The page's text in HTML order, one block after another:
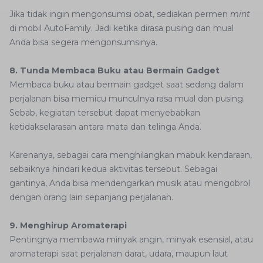
Jika tidak ingin mengonsumsi obat, sediakan permen mint
di mobil AutoFamily. Jadi ketika dirasa pusing dan mual
Anda bisa segera mengonsumsinya.
8. Tunda Membaca Buku atau Bermain Gadget
Membaca buku atau bermain gadget saat sedang dalam
perjalanan bisa memicu munculnya rasa mual dan pusing.
Sebab, kegiatan tersebut dapat menyebabkan
ketidakselarasan antara mata dan telinga Anda.
Karenanya, sebagai cara menghilangkan mabuk kendaraan,
sebaiknya hindari kedua aktivitas tersebut. Sebagai
gantinya, Anda bisa mendengarkan musik atau mengobrol
dengan orang lain sepanjang perjalanan.
9. Menghirup Aromaterapi
Pentingnya membawa minyak angin, minyak esensial, atau
aromaterapi saat perjalanan darat, udara, maupun laut